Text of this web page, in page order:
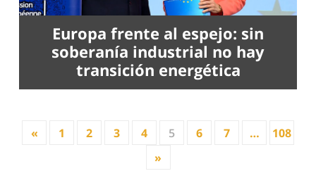
Europa frente al espejo: sin
soberanía industrial no hay
transición energética
« 1 2 3 4 5 6 7 …
108
»